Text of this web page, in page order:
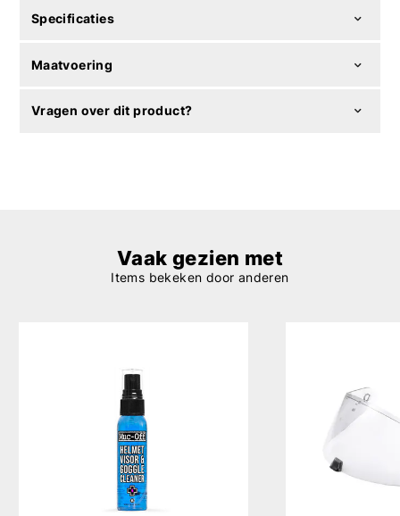
Specificaties
Maatvoering
Vragen over dit product?
Vaak gezien met
Items bekeken door anderen